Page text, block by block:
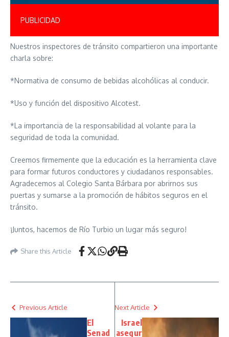
PUBLICIDAD
​Nuestros inspectores de tránsito compartieron una importante
charla sobre:
​*Normativa de consumo de bebidas alcohólicas al conducir.
*Uso y función del dispositivo Alcotest.
*La importancia de la responsabilidad al volante para la
seguridad de toda la comunidad.
​Creemos firmemente que la educación es la herramienta clave
para formar futuros conductores y ciudadanos responsables.
Agradecemos al Colegio Santa Bárbara por abrirnos sus
puertas y sumarse a la promoción de hábitos seguros en el
tránsito.
​¡Juntos, hacemos de Río Turbio un lugar más seguro!
Share this Article
Previous Article
El
Senad
Next Article
Israel
asegur